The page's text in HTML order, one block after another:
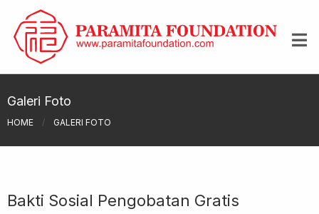
Galeri Foto
HOME / GALERI FOTO
Bakti Sosial Pengobatan Gratis